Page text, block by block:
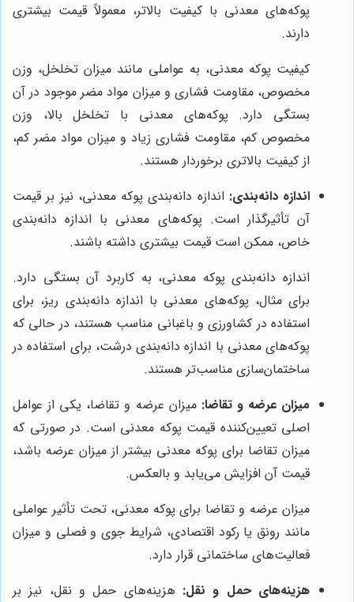
پوکه‌های معدنی با کیفیت بالاتر، معمولاً قیمت بیشتری
دارند.
کیفیت پوکه معدنی، به عواملی مانند میزان تخلخل، وزن
مخصوص، مقاومت فشاری و میزان مواد مضر موجود در آن
بستگی دارد. پوکه‌های معدنی با تخلخل بالا، وزن
مخصوص کم، مقاومت فشاری زیاد و میزان مواد مضر کم،
از کیفیت بالاتری برخوردار هستند.
اندازه دانه‌بندی: اندازه دانه‌بندی پوکه معدنی، نیز بر قیمت
آن تأثیرگذار است. پوکه‌های معدنی با اندازه دانه‌بندی
خاص، ممکن است قیمت بیشتری داشته باشند.
اندازه دانه‌بندی پوکه معدنی، به کاربرد آن بستگی دارد.
برای مثال، پوکه‌های معدنی با اندازه دانه‌بندی ریز، برای
استفاده در کشاورزی و باغبانی مناسب هستند، در حالی که
پوکه‌های معدنی با اندازه دانه‌بندی درشت، برای استفاده در
ساختمان‌سازی مناسب‌تر هستند.
میزان عرضه و تقاضا: میزان عرضه و تقاضا، یکی از عوامل
اصلی تعیین‌کننده قیمت پوکه معدنی است. در صورتی که
میزان تقاضا برای پوکه معدنی بیشتر از میزان عرضه باشد،
قیمت آن افزایش می‌یابد و بالعکس.
میزان عرضه و تقاضا برای پوکه معدنی، تحت تأثیر عواملی
مانند رونق یا رکود اقتصادی، شرایط جوی و فصلی و میزان
فعالیت‌های ساختمانی قرار دارد.
هزینه‌های حمل و نقل: هزینه‌های حمل و نقل، نیز بر